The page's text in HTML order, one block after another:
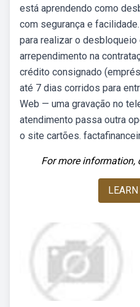
está aprendendo como
com segurança e
para realizar o
arrependimento na
crédito consignado
até 7 dias corridos para
Web — uma gravação no
atendimento passa outra
o site cartões.
For more information,